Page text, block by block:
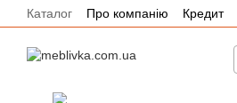
Перейти до основного контенту
Каталог Про компанію Кредит
Акції